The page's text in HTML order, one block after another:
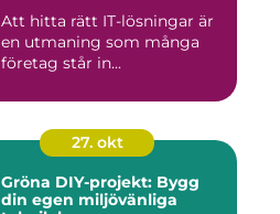
Att hitta rätt IT-lösningar är
en utmaning som många
företag står in...
27. okt
Gröna DIY-projekt: Bygg
din egen miljövänliga